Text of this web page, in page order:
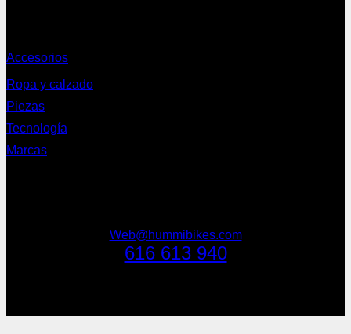
Accesorios
Ropa y calzado
Piezas
Tecnología
Marcas
Web@hummibikes.com
616 613 940